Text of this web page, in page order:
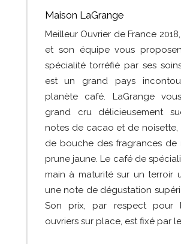
Maison LaGrange
Meilleur Ouvrier de France
et son équipe vous
spécialité torréfié par ses
est un grand pays
planète café. LaGrange
grand cru délicieusement
notes de cacao et de noisette,
de bouche des fragrances de
prune jaune. Le café de
main à maturité sur un terroir
une note de dégustation
Son prix, par respect pour
ouvriers sur place, est fixé par